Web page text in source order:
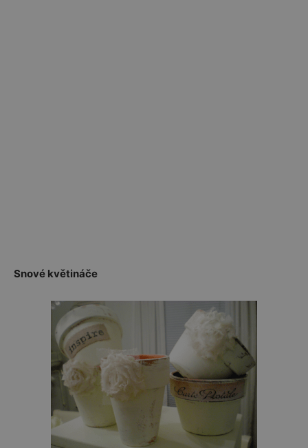
Snové květináče